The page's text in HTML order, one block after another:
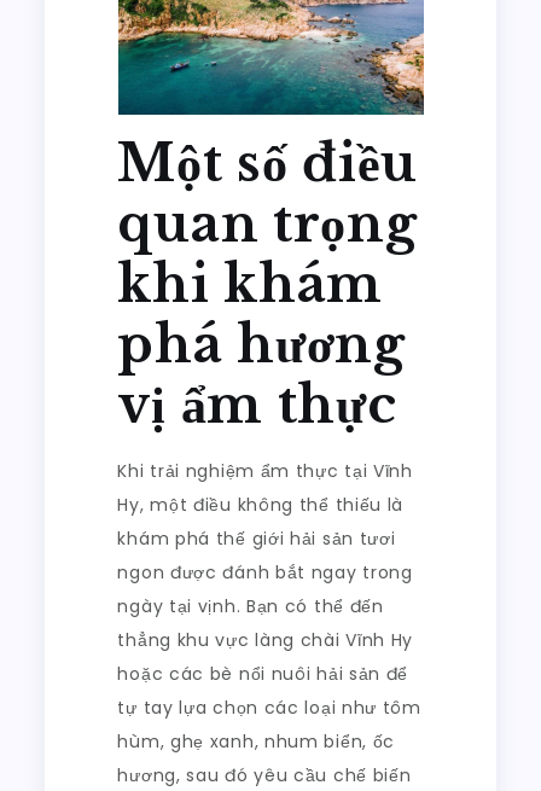
Một số điều
quan trọng
khi khám
phá hương
vị ẩm thực
Khi trải nghiệm ẩm thực tại Vĩnh
Hy, một điều không thể thiếu là
khám phá thế giới hải sản tươi
ngon được đánh bắt ngay trong
ngày tại vịnh. Bạn có thể đến
thẳng khu vực làng chài Vĩnh Hy
hoặc các bè nổi nuôi hải sản để
tự tay lựa chọn các loại như tôm
hùm, ghẹ xanh, nhum biển, ốc
hương, sau đó yêu cầu chế biến